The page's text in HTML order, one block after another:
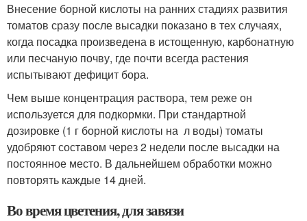
Внесение борной кислоты на ранних стадиях развития
томатов сразу после высадки показано в тех случаях,
когда посадка произведена в истощенную, карбонатную
или песчаную почву, где почти всегда растения
испытывают дефицит бора.
Чем выше концентрация раствора, тем реже он
используется для подкормки. При стандартной
дозировке (1 г борной кислоты на л воды) томаты
удобряют составом через 2 недели после высадки на
постоянное место. В дальнейшем обработки можно
повторять каждые 14 дней.
Во время цветения, для завязи